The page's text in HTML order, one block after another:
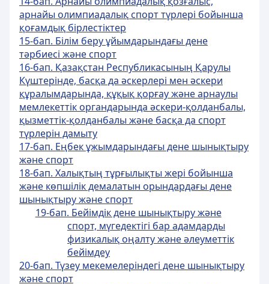
арнайы олимпиадалық спорт түрлері бойынша
қоғамдық бірлестіктер
15-бап. Білім беру ұйымдарындағы дене
тәрбиесi және спорт
16-бап. Қазақстан Республикасының Қарулы
Күштерінде, басқа да әскерлері мен әскери
құралымдарында, құқық қорғау және арнаулы
мемлекеттік органдарында әскери-қолданбалы,
қызметтік-қолданбалы және басқа да спорт
түрлерін дамыту
17-бап. Еңбек ұжымдарындағы дене шынықтыру
және спорт
18-бап. Халықтың тұрғылықты жерi бойынша
және көпшілік демалатын орындардағы дене
шынықтыру және спорт
19-бап. Бейімдік дене шынықтыру және
спорт, мүгедектігі бар адамдарды
физикалық оңалту және әлеуметтік
бейімдеу
20-бап. Түзеу мекемелеріндегі дене шынықтыру
және спорт